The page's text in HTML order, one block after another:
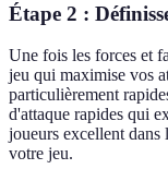
Étape 2 :
Une fois les forces et
jeu qui maximise vos
particulièrement
d'attaque rapides qui
joueurs excellent dans
votre jeu.